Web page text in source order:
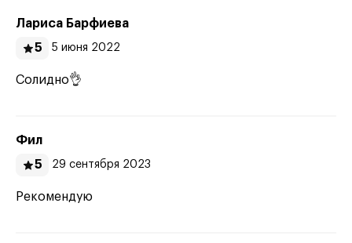
Лариса Барфиева
5
5 июня 2022
Солидно👌
Фил
5
29 сентября 2023
Рекомендую